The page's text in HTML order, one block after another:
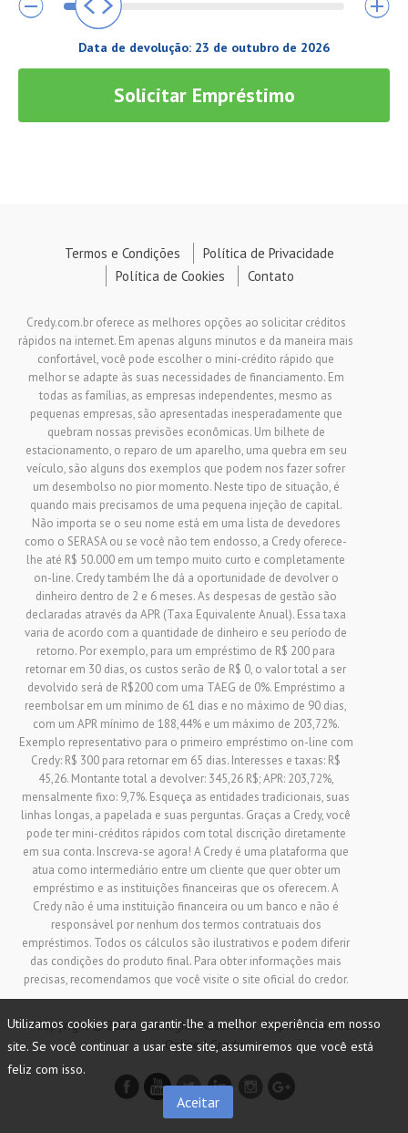
Data de devolução: 23 de outubro de 2026
Solicitar Empréstimo
Termos e Condições
Política de Privacidade
Política de Cookies
Contato
Credy.com.br oferece as melhores opções ao solicitar créditos
rápidos na internet. Em apenas alguns minutos e da maneira mais
confortável, você pode escolher o mini-crédito rápido que
melhor se adapte às suas necessidades de financiamento. Em
todas as famílias, as empresas independentes, mesmo as
pequenas empresas, são apresentadas inesperadamente que
quebram nossas previsões econômicas. Um bilhete de
estacionamento, o reparo de um aparelho, uma quebra em seu
veículo, são alguns dos exemplos que podem nos fazer sofrer
um desembolso no pior momento. Neste tipo de situação, é
quando mais precisamos de uma pequena injeção de capital.
Não importa se o seu nome está em uma lista de devedores
como o SERASA ou se você não tem endosso, a Credy oferece-
lhe até R$ 50.000 em um tempo muito curto e completamente
on-line. Credy também lhe dá a oportunidade de devolver o
dinheiro dentro de 2 e 6 meses. As despesas de gestão são
declaradas através da APR (Taxa Equivalente Anual). Essa taxa
varia de acordo com a quantidade de dinheiro e seu período de
retorno. Por exemplo, para um empréstimo de R$ 200 para
retornar em 30 dias, os custos serão de R$ 0, o valor total a ser
devolvido será de R$200 com uma TAEG de 0%. Empréstimo a
reembolsar em um mínimo de 61 dias e no máximo de 90 dias,
com um APR mínimo de 188,44% e um máximo de 203,72%.
Exemplo representativo para o primeiro empréstimo on-line com
Credy: R$ 300 para retornar em 65 dias. Interesses e taxas: R$
45,26. Montante total a devolver: 345,26 R$; APR: 203,72%,
mensalmente fixo: 9,7%. Esqueça as entidades tradicionais, suas
linhas longas, a papelada e suas perguntas. Graças a Credy, você
pode ter mini-créditos rápidos com total discrição diretamente
em sua conta. Inscreva-se agora! A Credy é uma plataforma que
atua como intermediário entre um cliente que quer obter um
empréstimo e as instituições financeiras que os oferecem. A
Credy não é uma instituição financeira ou um banco e não é
responsável por nenhum dos termos contratuais dos
empréstimos. Todos os cálculos são ilustrativos e podem diferir
das condições do produto final. Para obter informações mais
precisas, recomendamos que você visite o site oficial do credor.
Copyright © 2026 · All Rights Reserved · Empréstimo Pessoal
Online | Credy
Utilizamos cookies para garantir-lhe a melhor experiência em nosso
site. Se você continuar a usar este site, assumiremos que você está
feliz com isso.
Aceitar